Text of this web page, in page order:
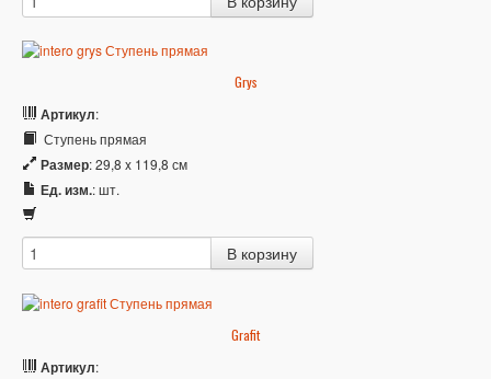
Grys
Артикул:
Ступень прямая
Размер: 29,8 x 119,8 см
Ед. изм.: шт.
Grafit
Артикул: